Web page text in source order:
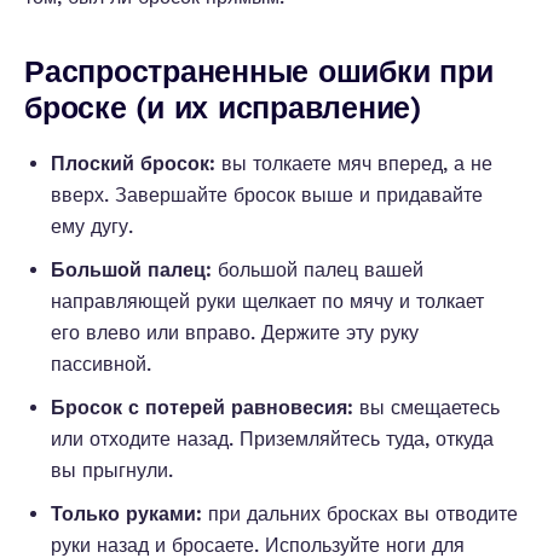
Распространенные ошибки при
броске (и их исправление)
Плоский бросок: вы толкаете мяч вперед, а не
вверх. Завершайте бросок выше и придавайте
ему дугу.
Большой палец: большой палец вашей
направляющей руки щелкает по мячу и толкает
его влево или вправо. Держите эту руку
пассивной.
Бросок с потерей равновесия: вы смещаетесь
или отходите назад. Приземляйтесь туда, откуда
вы прыгнули.
Только руками: при дальних бросках вы отводите
руки назад и бросаете. Используйте ноги для